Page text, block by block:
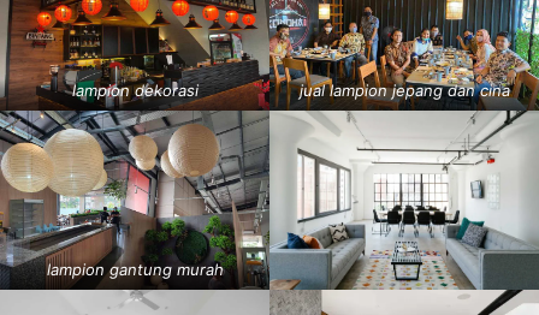
lampion dekorasi jual lampion jepang dan cina
lampion gantung murah